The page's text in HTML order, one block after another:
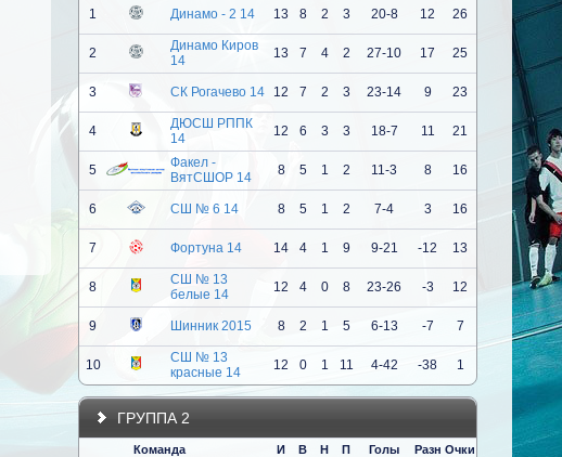
1 Динамо - 2 14 13 8 2 3 20-8 12 26
2
Динамо Киров
14
13 7 4 2 27-10 17 25
3 СК Рогачево 14 12 7 2 3 23-14 9 23
4
ДЮСШ РППК
14
12 6 3 3 18-7 11 21
5
Факел -
ВятСШОР 14
8 5 1 2 11-3 8 16
6 СШ № 6 14 8 5 1 2 7-4 3 16
7 Фортуна 14 14 4 1 9 9-21 -12 13
8
СШ № 13
белые 14
12 4 0 8 23-26 -3 12
9 Шинник 2015 8 2 1 5 6-13 -7 7
10
СШ № 13
красные 14
12 0 1 11 4-42 -38 1
ГРУППА 2
Команда И В Н П Голы Разн Очки